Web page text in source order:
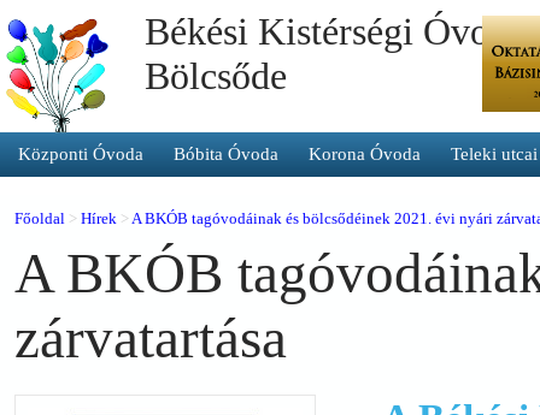
Békési Kistérségi Óvoda
Bölcsőde
Központi Óvoda Bóbita Óvoda Korona Óvoda Teleki
Főoldal > Hírek >A BKÓB tagóvodáinak és bölcsődéinek 2021. évi nyári
A BKÓB
zárvatartása